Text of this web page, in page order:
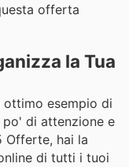
offerta
la Tua
ottimo esempio di
di attenzione e
Offerte, hai la
di tutti i tuoi